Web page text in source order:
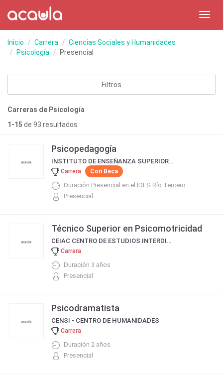
Inicio Carrera
Ciencias Sociales y Humanidades
Psicología
Presencial
Filtros
Carreras de Psicología
1-15 de 93 resultados
Psicopedagogía
INSTITUTO DE ENSEÑANZA SUPERIOR DE RÍO TERCERO - IDES
Carrera Con Beca
Duración Presencial en el IDES Río Tercero
Presencial
Técnico Superior en Psicomotricidad
CEIAC CENTRO DE ESTUDIOS INTERDISCIPLINARIOS PARA EL APRENDIZAJE Y LA COMUNICACIÓN
Carrera
Duración 3 años
Presencial
Psicodramatista
CENSI - CENTRO DE HUMANIDADES
Carrera
Duración 2 años
Presencial